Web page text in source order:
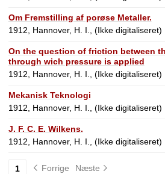
Om Fremstilling af porøse Metaller.
1912, Hannover, H. I., (Ikke digitaliseret)
On the question of friction between
through wich pressure is applied
1912, Hannover, H. I., (Ikke digitaliseret)
Mekanisk Teknologi
1912, Hannover, H. I., (Ikke digitaliseret)
J. F. C. E. Wilkens.
1912, Hannover, H. I., (Ikke digitaliseret)
1 Forrige Næste